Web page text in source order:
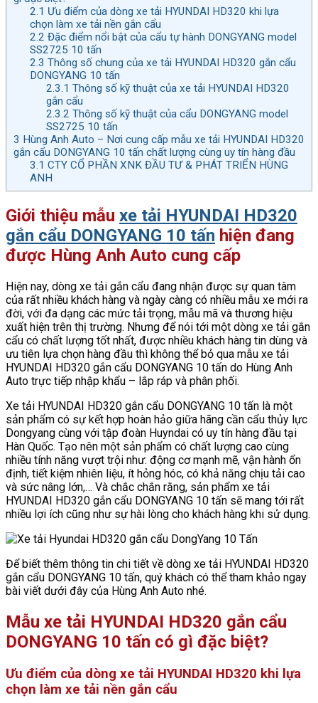
2.1 Ưu điểm của dòng xe tải HYUNDAI HD320 khi lựa
chọn làm xe tải nền gắn cẩu
2.2 Đặc điểm nổi bật của cẩu tự hành DONGYANG model
SS2725 10 tấn
2.3 Thông số chung của xe tải HYUNDAI HD320 gắn cẩu
DONGYANG 10 tấn
2.3.1 Thông số kỹ thuật của xe tải HYUNDAI HD320
gắn cẩu
2.3.2 Thông số kỹ thuật của cẩu DONGYANG model
SS2725 10 tấn
3 Hùng Anh Auto – Nơi cung cấp mẫu xe tải HYUNDAI HD320
gắn cẩu DONGYANG 10 tấn chất lượng cùng uy tín hàng đầu
3.1 CTY CỔ PHẦN XNK ĐẦU TƯ & PHÁT TRIỂN HÙNG
ANH
Giới thiệu mẫu xe tải HYUNDAI HD320
gắn cẩu DONGYANG 10 tấn hiện đang
được Hùng Anh Auto cung cấp
Hiện nay, dòng xe tải gắn cẩu đang nhận được sự quan tâm
của rất nhiều khách hàng và ngày càng có nhiều mẫu xe mới ra
đời, với đa dạng các mức tải trọng, mẫu mã và thương hiệu
xuất hiện trên thị trường. Nhưng để nói tới một dòng xe tải gắn
cẩu có chất lượng tốt nhất, được nhiều khách hàng tin dùng và
ưu tiên lựa chọn hàng đầu thì không thể bỏ qua mẫu xe tải
HYUNDAI HD320 gắn cẩu DONGYANG 10 tấn do Hùng Anh
Auto trực tiếp nhập khẩu – lắp ráp và phân phối.
Xe tải HYUNDAI HD320 gắn cẩu DONGYANG 10 tấn là một
sản phẩm có sự kết hợp hoàn hảo giữa hãng cần cẩu thủy lực
Dongyang cùng với tập đoàn Huyndai có uy tín hàng đầu tại
Hàn Quốc. Tạo nên một sản phẩm có chất lượng cao cùng
nhiều tính năng vượt trội như: động cơ mạnh mẽ, vận hành ổn
định, tiết kiệm nhiên liệu, ít hỏng hóc, có khả năng chịu tải cao
và sức nâng lớn,… Và chắc chắn rằng, sản phẩm xe tải
HYUNDAI HD320 gắn cẩu DONGYANG 10 tấn sẽ mang tới rất
nhiều lợi ích cũng như sự hài lòng cho khách hàng khi sử dụng.
Để biết thêm thông tin chi tiết về dòng xe tải HYUNDAI HD320
gắn cẩu DONGYANG 10 tấn, quý khách có thể tham khảo ngay
bài viết dưới đây của Hùng Anh Auto nhé.
Mẫu xe tải HYUNDAI HD320 gắn cẩu
DONGYANG 10 tấn có gì đặc biệt?
Ưu điểm của dòng xe tải HYUNDAI HD320 khi lựa
chọn làm xe tải nền gắn cẩu